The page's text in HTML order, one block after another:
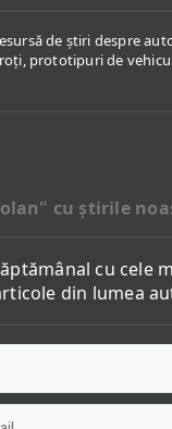
de știri despre
prototipuri de
cu ştirile
cu cele
din lumea